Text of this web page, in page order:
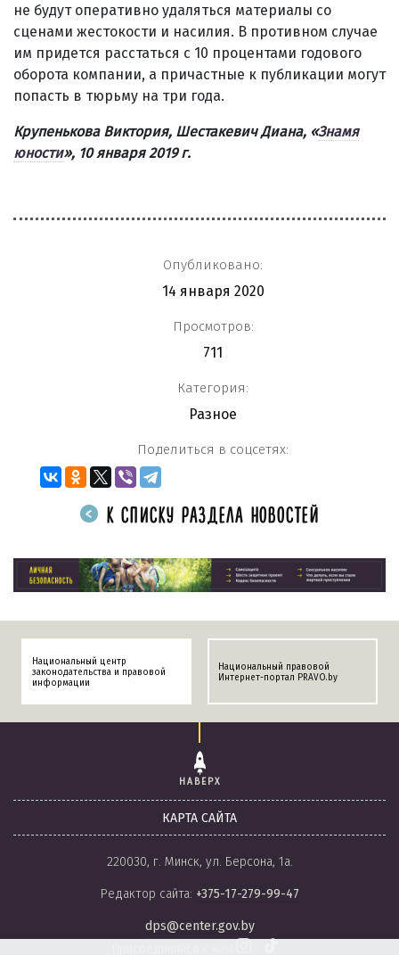
не будут оперативно удаляться материалы со
сценами жестокости и насилия. В противном случае
им придется расстаться с 10 процентами годового
оборота компании, а причастные к публикации могут
попасть в тюрьму на три года.
Крупенькова Виктория, Шестакевич Диана, «Знамя
юности», 10 января 2019 г.
Опубликовано:
14 января 2020
Просмотров:
711
Категория:
Разное
Поделиться в соцсетях:
К СПИСКУ РАЗДЕЛА НОВОСТЕЙ
Национальный центр
законодательства и правовой
информации
Национальный правовой
Интернет-портал PRAVO.by
НАВЕРХ
КАРТА САЙТА
220030, г. Минск, ул. Берсона, 1а.
Редактор сайта: +375-17-279-99-47
dps@center.gov.by